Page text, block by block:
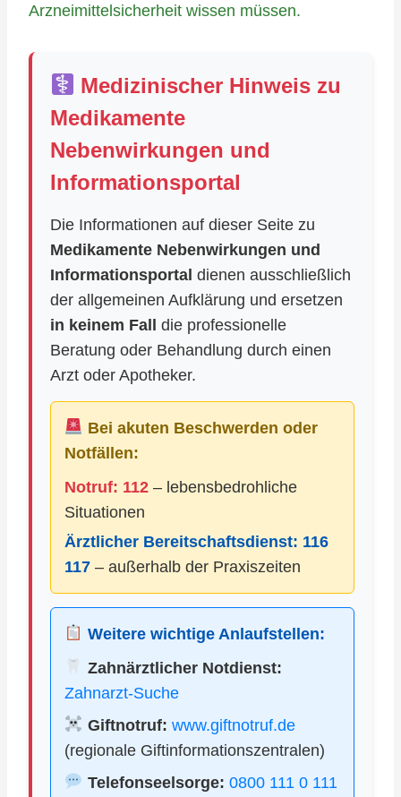
Arzneimittelsicherheit wissen müssen.
Medizinischer Hinweis zu
Medikamente
Nebenwirkungen und
Informationsportal
Die Informationen auf dieser Seite zu
Medikamente Nebenwirkungen und
Informationsportal dienen ausschließlich
der allgemeinen Aufklärung und ersetzen
in keinem Fall die professionelle
Beratung oder Behandlung durch einen
Arzt oder Apotheker.
Bei akuten Beschwerden oder
Notfällen:
Notruf: 112 – lebensbedrohliche
Situationen
Ärztlicher Bereitschaftsdienst: 116
117 – außerhalb der Praxiszeiten
Weitere wichtige Anlaufstellen:
Zahnärztlicher Notdienst:
Zahnarzt-Suche
Giftnotruf: www.giftnotruf.de
(regionale Giftinformationszentralen)
Telefonseelsorge: 0800 111 0 111